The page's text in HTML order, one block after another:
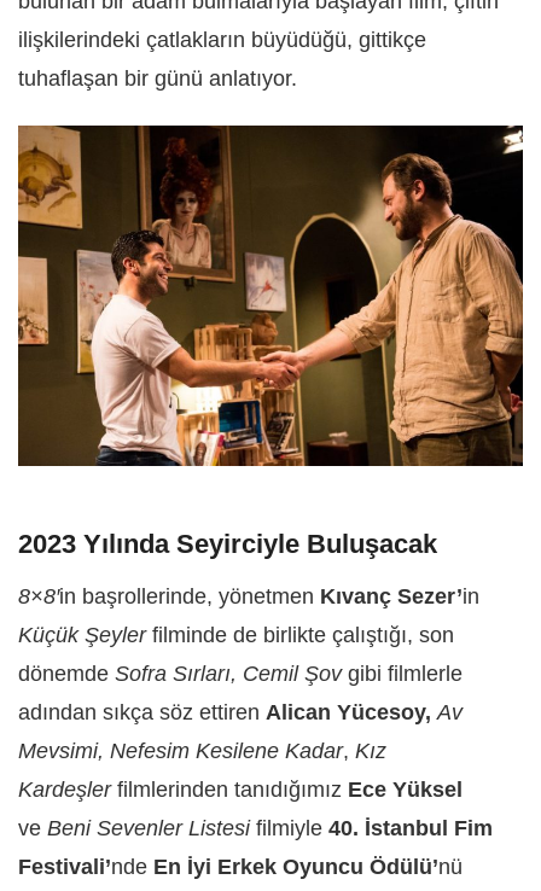
ilişkilerindeki çatlakların büyüdüğü, gittikçe
tuhaflaşan bir günü anlatıyor.
2023 Yılında Seyirciyle Buluşacak
8×8′in başrollerinde, yönetmen Kıvanç Sezer’in
Küçük Şeylerfilminde de birlikte çalıştığı, son
dönemde Sofra Sırları, Cemil Şov gibi filmlerle
adından sıkça söz ettiren Alican Yücesoy, Av
Mevsimi, Nefesim Kesilene Kadar, Kız
Kardeşlerfilmlerinden tanıdığımız Ece Yüksel
ve Beni Sevenler Listesi filmiyle 40. İstanbul Fim
Festivali’nde En İyi Erkek Oyuncu Ödülü’nü